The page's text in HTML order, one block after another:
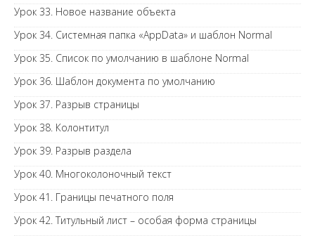
Урок 33. Новое название объекта
Урок 34. Системная папка «AppData» и шаблон Normal
Урок 35. Список по умолчанию в шаблоне Normal
Урок 36. Шаблон документа по умолчанию
Урок 37. Разрыв страницы
Урок 38. Колонтитул
Урок 39. Разрыв раздела
Урок 40. Многоколоночный текст
Урок 41. Границы печатного поля
Урок 42. Титульный лист – особая форма страницы